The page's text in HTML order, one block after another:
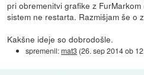
pri obremenitvi grafike z
sistem ne restarta. Razmišjam še o
Kakšne ideje so dobrodošle.
spremenil:mat3 (26. sep 2014 ob